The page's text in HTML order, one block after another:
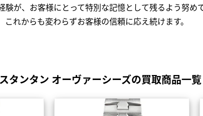
験が、お客様にとって特別な記憶として残るよう努
れからも変わらずお客様の信頼に応え続けます。
タンタン オーヴァーシーズの買取商品一覧